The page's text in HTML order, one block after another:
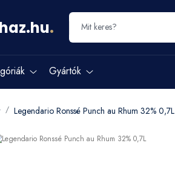
.
Gyártók
Legendario Ronssé Punch au Rhum 32% 0,7L